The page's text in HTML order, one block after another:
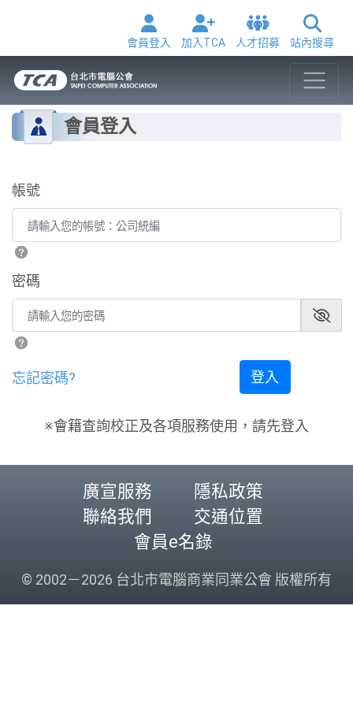
會員登入 加入TCA 人才招募 站內搜尋
會員登入
帳號
密碼
忘記密碼?
※會籍查詢校正及各項服務使用，請先登入
廣宣服務
隱私政策
聯絡我們
交通位置
會員e名錄
© 2002－2026 台北市電腦商業同業公會 版權所有